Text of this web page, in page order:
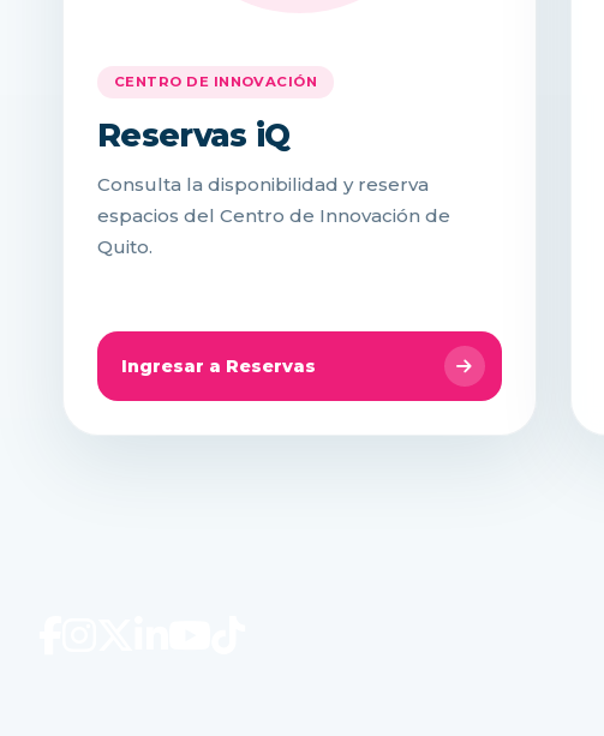
CENTRO DE INNOVACIÓN
Reservas iQ
Consulta la disponibilidad y reserva
espacios del Centro de Innovación de
Quito.
Ingresar a Reservas